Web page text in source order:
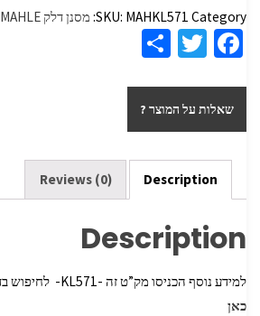
SKU: MAHKL571 Category: מסנן דלק MAHLE
Fa
b
o
o
k
T
tt
er
ar
e
שאלות על המוצר ?
Description
Reviews (0)
Description
למידע נוסף הכניסו מק”ט זה -KL571- לחיפוש בדף הקישור באתר היצרן
כאן